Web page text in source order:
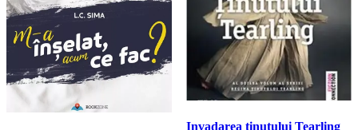
Invadarea tinutului Tearling